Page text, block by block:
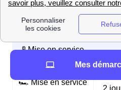
Type de mise en
service
🚦 Mise en service
initiale
🏎️ Mise en service
Mes